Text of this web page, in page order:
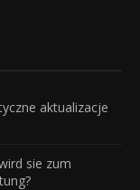
aktualizacje
sie zum